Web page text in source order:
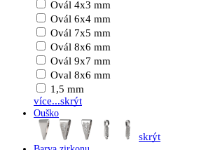
Ovál 4x3 mm
Ovál 6x4 mm
Ovál 7x5 mm
Ovál 8x6 mm
Ovál 9x7 mm
Oval 8x6 mm
1,5 mm
více...skrýt
Ouško
skrýt